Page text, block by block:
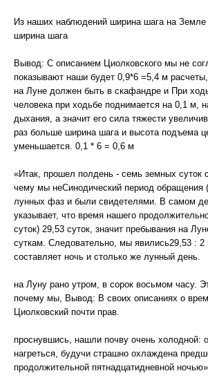
Из наших наблюдений ширина шага на
ширина шага
Вывод: С описанием Циолковского мы не
показывают наши будет 0,9*6 =5,4 м
на Луне должен быть в скафандре и При
человека при ходьбе поднимается на 0,1 м,
дыхания, а значит его сила тяжести
раз больше ширина шага и высота подъема
уменьшается. 0,1 * 6 = 0,6 м
«Итак, прошел полдень - семь земных суток
чему мы неСинодический период обращения
лунных фаз и были свидетелями. В самом
указывает, что время нашего
суток) 29,53 суток, значит пребывания на
суткам. Следовательно, мы явились29,53 : 2
составляет ночь и столько же лунный день.
на Луну рано утром, в сорок восьмом часу.
почему мы, Вывод: В своих описаниях о
Циолковский почти прав.
проснувшись, нашли почву очень холодной:
нагреться, будучи страшно охлаждена
продолжительной пятнадцатидневной